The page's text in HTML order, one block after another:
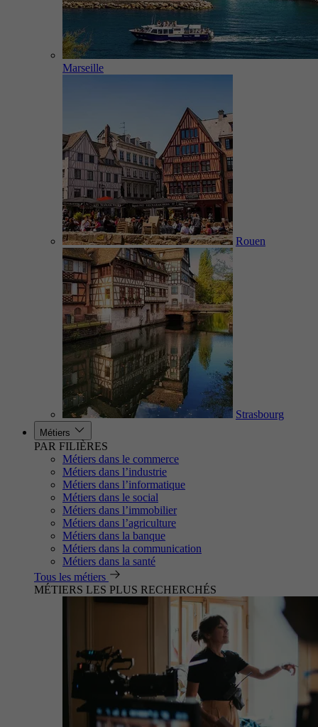
Marseille
Rouen
Strasbourg
Métiers
PAR FILIÈRES
Métiers dans le commerce
Métiers dans l’industrie
Métiers dans l’informatique
Métiers dans le social
Métiers dans l’immobilier
Métiers dans l’agriculture
Métiers dans la banque
Métiers dans la communication
Métiers dans la santé
Tous les métiers
MÉTIERS LES PLUS RECHERCHÉS